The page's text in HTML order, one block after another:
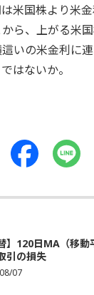
米国株より米
ら、上がる米
いの米金利に
はないか。
】120日MA（移
引の損失
07